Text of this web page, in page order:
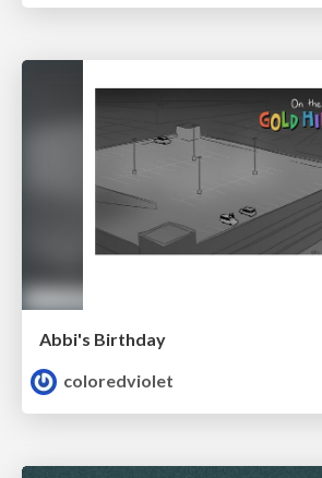
Abbi's Birthday
coloredviolet